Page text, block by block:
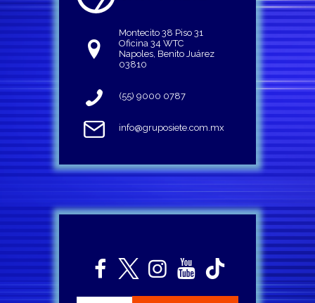
Montecito 38 Piso 31
Oficina 34 WTC
Napoles, Benito Juárez
03810
(55) 9000 0787
info@gruposiete.com.mx